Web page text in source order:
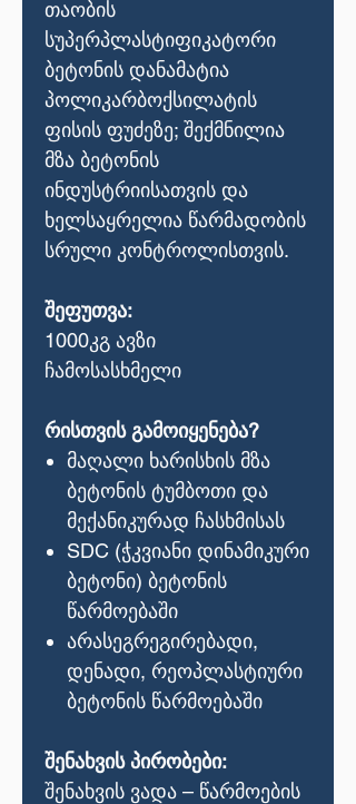
თაობის
სუპერპლასტიფიკატორი
ბეტონის დანამატია
პოლიკარბოქსილატის
ფისის ფუძეზე; შექმნილია
მზა ბეტონის
ინდუსტრიისათვის და
ხელსაყრელია წარმადობის
სრული კონტროლისთვის.
შეფუთვა:
1000კგ ავზი
ჩამოსასხმელი
რისთვის გამოიყენება?
მაღალი ხარისხის მზა
ბეტონის ტუმბოთი და
მექანიკურად ჩასხმისას
SDC (ჭკვიანი დინამიკური
ბეტონი) ბეტონის
წარმოებაში
არასეგრეგირებადი,
დენადი, რეოპლასტიური
ბეტონის წარმოებაში
შენახვის პირობები:
შენახვის ვადა – წარმოების